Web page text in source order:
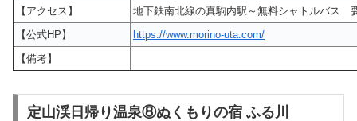
【アクセス】
地下鉄南北線の真駒内駅～無料シャトルバス
【公式HP】
https://www.morino-uta.com/
【備考】
定山渓日帰り温泉⑧ぬくもりの宿 ふる川